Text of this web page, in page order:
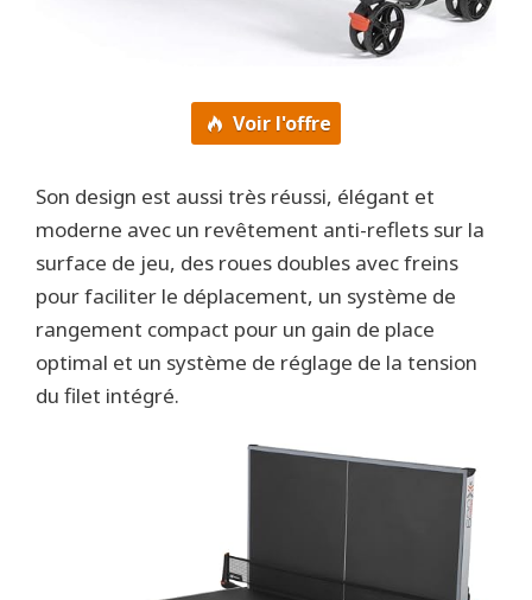
Voir l'offre
Son design est aussi très réussi, élégant et
moderne avec un revêtement anti-reflets sur la
surface de jeu, des roues doubles avec freins
pour faciliter le déplacement, un système de
rangement compact pour un gain de place
optimal et un système de réglage de la tension
du filet intégré.